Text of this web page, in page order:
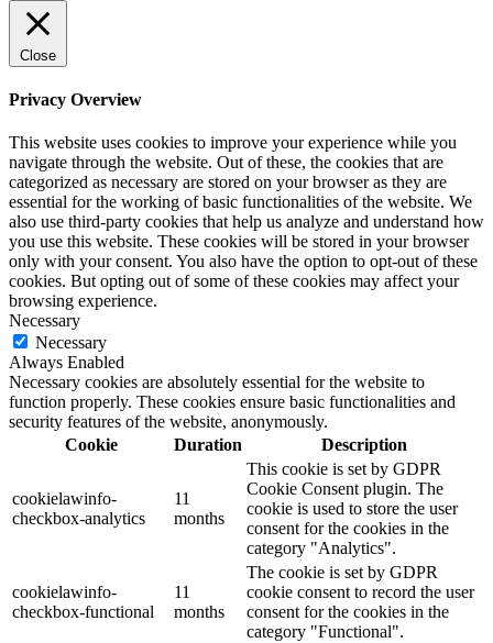
Close
Privacy Overview
This website uses cookies to improve your experience while you
navigate through the website. Out of these, the cookies that are
categorized as necessary are stored on your browser as they are
essential for the working of basic functionalities of the website. We
also use third-party cookies that help us analyze and understand how
you use this website. These cookies will be stored in your browser
only with your consent. You also have the option to opt-out of these
cookies. But opting out of some of these cookies may affect your
browsing experience.
Necessary
Necessary
Always Enabled
Necessary cookies are absolutely essential for the website to
function properly. These cookies ensure basic functionalities and
security features of the website, anonymously.
Cookie
Duration Description
cookielawinfo-
checkbox-analytics
11
months
This cookie is set by GDPR
Cookie Consent plugin. The
cookie is used to store the user
consent for the cookies in the
category "Analytics".
cookielawinfo-
checkbox-functional
11
months
The cookie is set by GDPR
cookie consent to record the user
consent for the cookies in the
category "Functional".